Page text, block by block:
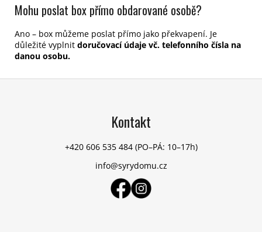
Mohu poslat box přímo obdarované osobě?
Ano – box můžeme poslat přímo jako překvapení. Je
důležité vyplnit doručovací údaje vč. telefonního čísla na
danou osobu.
Z
Kontakt
+420 606 535 484 (PO–PÁ: 10–17h)
info@syrydomu.cz